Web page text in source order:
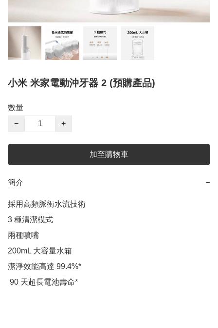
小米 米家電動沖牙器 2 (預購產品)
數量
−
+
加至購物車
簡介 −
採用高頻脈衝水流技術
3 種清潔模式
兩種噴嘴
200mL 大容量水箱
潔淨效能高達 99.4%*
90 天超長電池壽命*